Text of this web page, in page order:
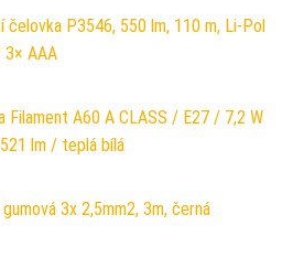
čelovka P3546, 550 lm, 110 m, Li-Pol
3× AAA
Filament A60 A CLASS / E27 / 7,2 W
lm / teplá bílá
3x 2,5mm2, 3m, černá